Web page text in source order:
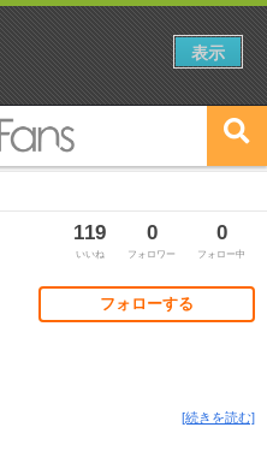
119
いいね
0
フォロワー
0
フォロー中
フォローする
[続きを読む]
表示